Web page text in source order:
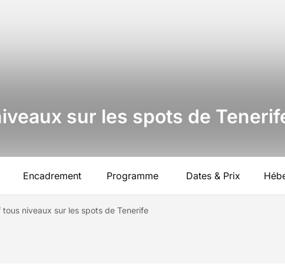
sur les spots de
Encadrement Programme Dates & Prix
niveaux sur les spots de Tenerife